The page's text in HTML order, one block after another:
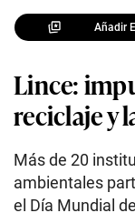
Añadir
Lince:
reciclaje y
Más de 20
ambientales
el Día Mundial